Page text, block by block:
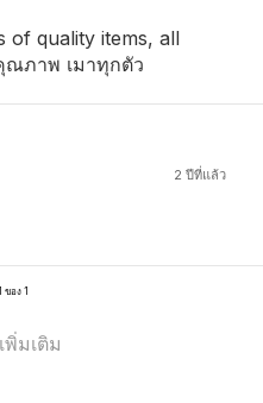
of quality items, all
ณภาพ เมาทุกตัว
2 ปีที่แล้ว
ของ 1
พิ่มเติม